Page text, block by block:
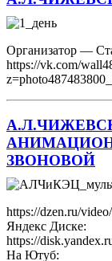
Организатор —
https://vk.com/
ЗВОНОВОЙ
https://dzen.ru/
Яндекс Диске:
https://
На Ютуб: